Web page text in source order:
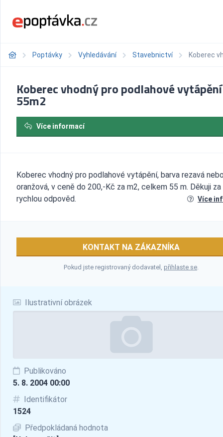
Poptávky Vyhledávání Stavebnictví Koberec
Ilustrativní obrázek
Publikováno
5. 8. 2004 00:00
Identifikátor
1524
Předpokládaná hodnota
Koberec vhodný pro podlahové
55m2
Více informací
Koberec vhodný pro podlahové vytápění, barva rezavá
oranžová, v ceně do 200,-Kč za m2, celkem 55 m. Děkuji za
rychlou odpověd.
Více
KONTAKT NA ZÁKAZNÍKA
Pokud jste registrovaný dodavatel, přihlaste se.